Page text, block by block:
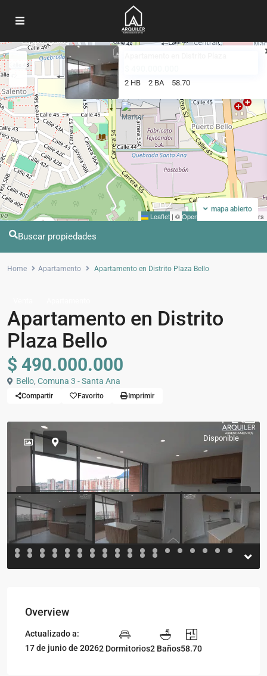
2 HB 2 BA 58.70
Leaflet | ©OpenStreetMap contributors
mapa abierto
Buscar propiedades
Home Apartamento Apartamento en Distrito Plaza Bello
Apartamento en Distrito
Plaza Bello
$ 490.000.000
Bello, Comuna 3 - Santa Ana
Compartir Favorito Imprimir
Disponible
Previous
Overview
Actualizado a:
17 de junio de 20262 Dormitorios2 Baños58.70